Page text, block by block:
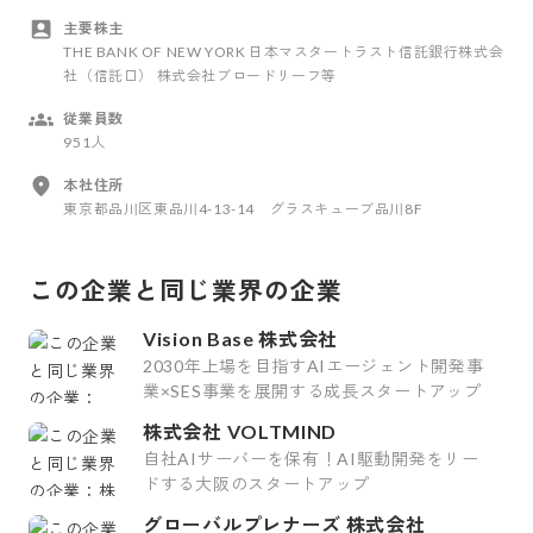
主要株主
THE BANK OF NEW YORK 日本マスタートラスト信託銀行株式会
社（信託口） 株式会社ブロードリーフ等
従業員数
951人
本社住所
東京都品川区東品川4-13-14 グラスキューブ品川8F
この企業と同じ業界の企業
Vision Base 株式会社
2030年上場を目指すAIエージェント開発事
業×SES事業を展開する成長スタートアップ
株式会社 VOLTMIND
自社AIサーバーを保有！AI駆動開発をリー
ドする大阪のスタートアップ
グローバルプレナーズ 株式会社